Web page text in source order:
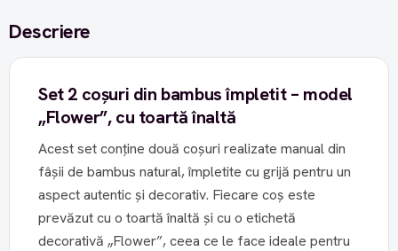
Descriere
Set 2 coșuri din bambus împletit – model
„Flower”, cu toartă înaltă
Acest set conține două coșuri realizate manual din
fâșii de bambus natural, împletite cu grijă pentru un
aspect autentic și decorativ. Fiecare coș este
prevăzut cu o toartă înaltă și cu o etichetă
decorativă „Flower”, ceea ce le face ideale pentru